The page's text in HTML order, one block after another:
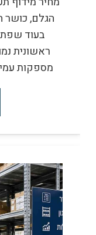
הגלם, כושר
בעוד
ראשונית
מספקות